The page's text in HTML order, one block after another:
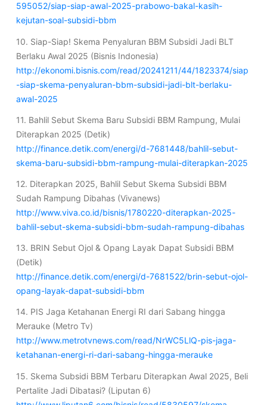
595052/siap-siap-awal-2025-prabowo-bakal-kasih-
kejutan-soal-subsidi-bbm
10. Siap-Siap! Skema Penyaluran BBM Subsidi Jadi BLT
Berlaku Awal 2025 (Bisnis Indonesia)
http://ekonomi.bisnis.com/read/20241211/44/1823374/siap
-siap-skema-penyaluran-bbm-subsidi-jadi-blt-berlaku-
awal-2025
11. Bahlil Sebut Skema Baru Subsidi BBM Rampung, Mulai
Diterapkan 2025 (Detik)
http://finance.detik.com/energi/d-7681448/bahlil-sebut-
skema-baru-subsidi-bbm-rampung-mulai-diterapkan-2025
12. Diterapkan 2025, Bahlil Sebut Skema Subsidi BBM
Sudah Rampung Dibahas (Vivanews)
http://www.viva.co.id/bisnis/1780220-diterapkan-2025-
bahlil-sebut-skema-subsidi-bbm-sudah-rampung-dibahas
13. BRIN Sebut Ojol & Opang Layak Dapat Subsidi BBM
(Detik)
http://finance.detik.com/energi/d-7681522/brin-sebut-ojol-
opang-layak-dapat-subsidi-bbm
14. PIS Jaga Ketahanan Energi RI dari Sabang hingga
Merauke (Metro Tv)
http://www.metrotvnews.com/read/NrWC5LlQ-pis-jaga-
ketahanan-energi-ri-dari-sabang-hingga-merauke
15. Skema Subsidi BBM Terbaru Diterapkan Awal 2025, Beli
Pertalite Jadi Dibatasi? (Liputan 6)